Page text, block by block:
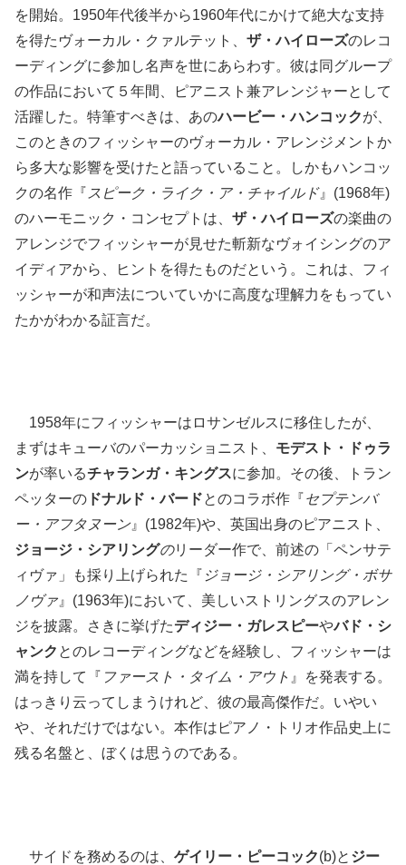
を開始。1950年代後半から1960年代にかけて絶大な支持
を得たヴォーカル・クァルテット、 ザ・ハイローズのレコ
ーディングに参加し名声を世にあらわす。彼は同グループ
の作品において５年間、ピアニスト兼アレンジャーとして
活躍した。特筆すべきは、あのハービー・ハンコックが、
このときのフィッシャーのヴォーカル・アレンジメントか
ら多大な影響を受けたと語っていること。しかもハンコッ
クの名作『 スピーク・ライク・ア・チャイルド』(1968年)
のハーモニック・コンセプトは、 ザ・ハイローズの楽曲の
アレンジでフィッシャーが見せた斬新なヴォイシングのア
イディアから、ヒントを得たものだという。これは、フィ
ッシャーが和声法についていかに高度な理解力をもってい
たかがわかる証言だ。
1958年にフィッシャーはロサンゼルスに移住したが、
まずはキューバのパーカッショニスト、 モデスト・ドゥラ
ンが率いるチャランガ・キングスに参加。その後、トラン
ペッターの ドナルド・バードとのコラボ作『セプテンバ
ー・アフタヌーン』(1982年)や、英国出身のピアニスト、
ジョージ・シアリングのリーダー作で、前述の「ペンサテ
ィヴァ」も採り上げられた『 ジョージ・シアリング・ボサ
ノヴァ 』(1963年)において、美しいストリングスのアレン
ジを披露。さきに挙げたディジー・ガレスピーやバド・シ
ャンク とのレコーディングなどを経験し、フィッシャーは
満を持して『 ファースト・タイム・アウト 』を発表する。
はっきり云ってしまうけれど、彼の最高傑作だ。いやい
や、それだけではない。本作はピアノ・トリオ作品史上に
残る名盤と、ぼくは思うのである。
サイドを務めるのは、 ゲイリー・ピーコック(b)と ジー